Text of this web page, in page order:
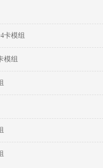
卡模组
模组